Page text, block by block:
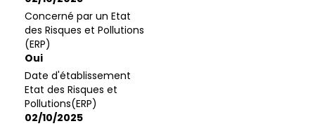
Concerné par un Etat
des Risques et Pollutions
(ERP)
Oui
Date d'établissement
Etat des Risques et
Pollutions(ERP)
02/10/2025